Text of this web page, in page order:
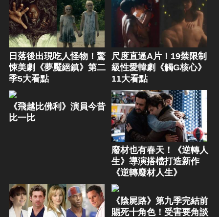
日落後出現吃人怪物！驚
悚美劇《夢魘絕鎮》第二
季5大看點
尺度直逼A片！19禁限制
級性愛韓劇《觸G核心》
11大看點
《飛越比佛利》演員今昔
比一比
廢材也有春天！《逆轉人
生》導演搭檔打造新作
《逆轉廢材人生》
《陰屍路》第九季完結前
賜死十角色！受害要角談